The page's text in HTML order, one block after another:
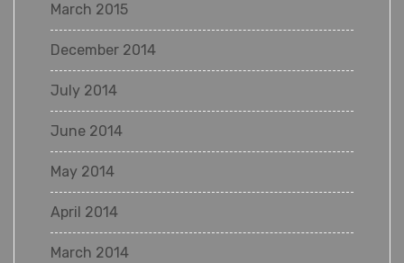
March 2015
December 2014
July 2014
June 2014
May 2014
April 2014
March 2014